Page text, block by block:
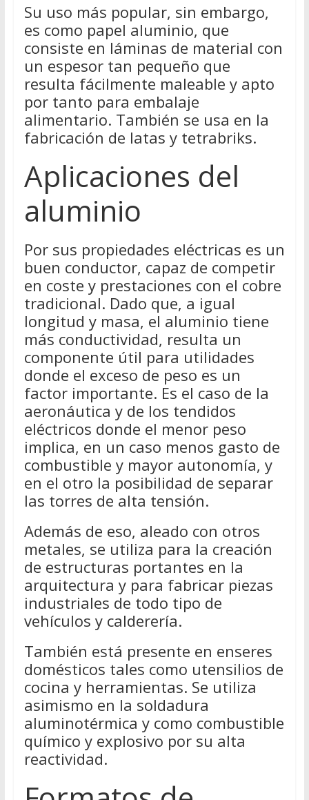
Su uso más popular, sin embargo,
es como papel aluminio, que
consiste en láminas de material con
un espesor tan pequeño que
resulta fácilmente maleable y apto
por tanto para embalaje
alimentario. También se usa en la
fabricación de latas y tetrabriks.
Aplicaciones del
aluminio
Por sus propiedades eléctricas es un
buen conductor, capaz de competir
en coste y prestaciones con el cobre
tradicional. Dado que, a igual
longitud y masa, el aluminio tiene
más conductividad, resulta un
componente útil para utilidades
donde el exceso de peso es un
factor importante. Es el caso de la
aeronáutica y de los tendidos
eléctricos donde el menor peso
implica, en un caso menos gasto de
combustible y mayor autonomía, y
en el otro la posibilidad de separar
las torres de alta tensión.
Además de eso, aleado con otros
metales, se utiliza para la creación
de estructuras portantes en la
arquitectura y para fabricar piezas
industriales de todo tipo de
vehículos y calderería.
También está presente en enseres
domésticos tales como utensilios de
cocina y herramientas. Se utiliza
asimismo en la soldadura
aluminotérmica y como combustible
químico y explosivo por su alta
reactividad.